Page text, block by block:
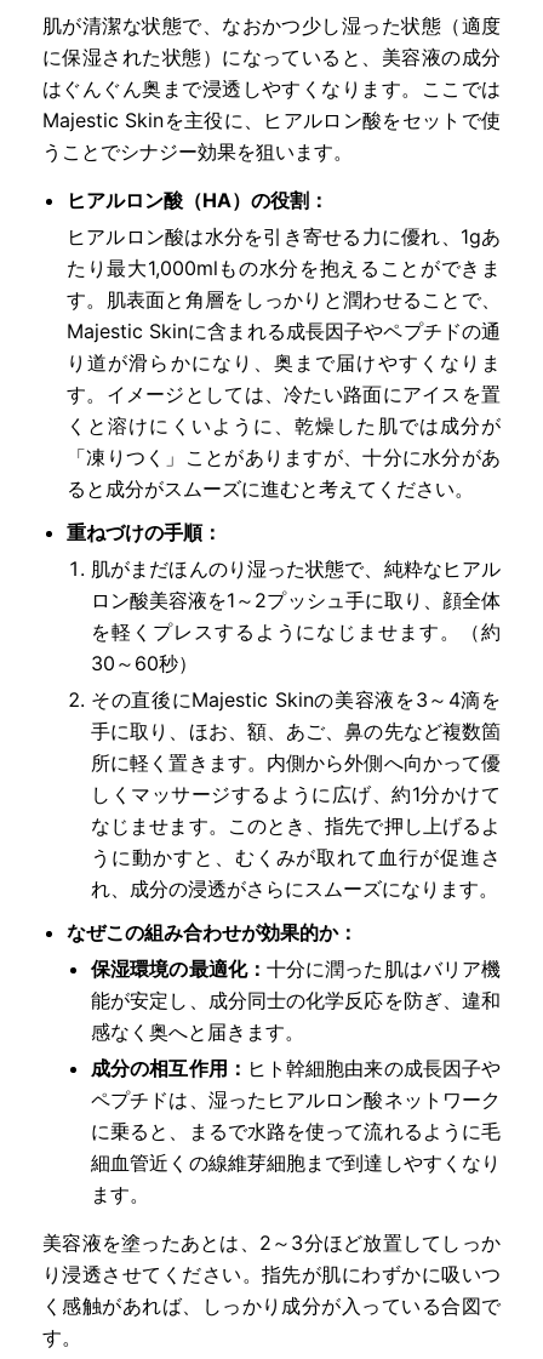
肌が清潔な状態で、なおかつ少し湿った状態（適度
に保湿された状態）になっていると、美容液の成分
はぐんぐん奥まで浸透しやすくなります。ここでは
Majestic Skinを主役に、ヒアルロン酸をセットで使
うことでシナジー効果を狙います。
ヒアルロン酸（HA）の役割：
ヒアルロン酸は水分を引き寄せる力に優れ、1gあ
たり最大1,000mlもの水分を抱えることができま
す。肌表面と角層をしっかりと潤わせることで、
Majestic Skinに含まれる成長因子やペプチドの通
り道が滑らかになり、奥まで届けやすくなりま
す。イメージとしては、冷たい路面にアイスを置
くと溶けにくいように、乾燥した肌では成分が
「凍りつく」ことがありますが、十分に水分があ
ると成分がスムーズに進むと考えてください。
重ねづけの手順：
肌がまだほんのり湿った状態で、純粋なヒアル
ロン酸美容液を1～2プッシュ手に取り、顔全体
を軽くプレスするようになじませます。（約
30～60秒）
その直後にMajestic Skinの美容液を3～4滴を
手に取り、ほお、額、あご、鼻の先など複数箇
所に軽く置きます。内側から外側へ向かって優
しくマッサージするように広げ、約1分かけて
なじませます。このとき、指先で押し上げるよ
うに動かすと、むくみが取れて血行が促進さ
れ、成分の浸透がさらにスムーズになります。
なぜこの組み合わせが効果的か：
保湿環境の最適化： 十分に潤った肌はバリア機
能が安定し、成分同士の化学反応を防ぎ、違和
感なく奥へと届きます。
成分の相互作用： ヒト幹細胞由来の成長因子や
ペプチドは、湿ったヒアルロン酸ネットワーク
に乗ると、まるで水路を使って流れるように毛
細血管近くの線維芽細胞まで到達しやすくなり
ます。
美容液を塗ったあとは、2～3分ほど放置してしっか
り浸透させてください。指先が肌にわずかに吸いつ
く感触があれば、しっかり成分が入っている合図で
す。